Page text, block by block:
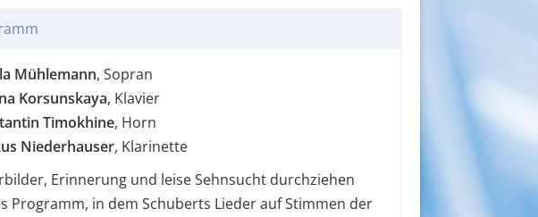
Mühlemann, Sopran
Korsunskaya, Klavier
Timokhine, Horn
Niederhauser, Klarinette
Erinnerung und leise Sehnsucht durchziehen
Programm, in dem Schuberts Lieder auf Stimmen der